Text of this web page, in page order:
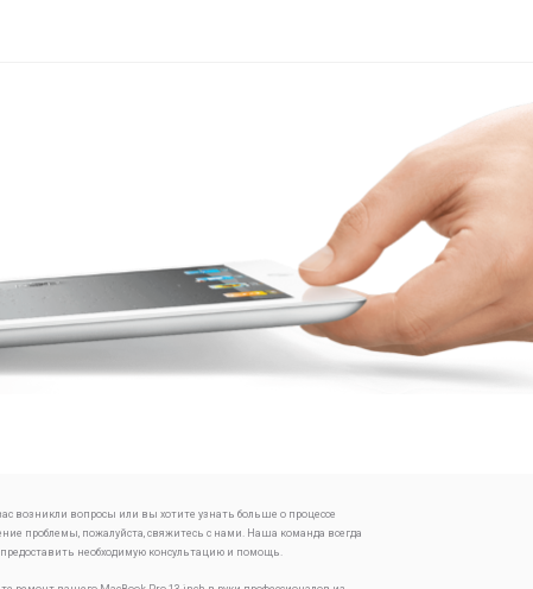
возникли вопросы или вы хотите узнать больше о процессе
проблемы, пожалуйста, свяжитесь с нами. Наша команда всегда
предоставить необходимую консультацию и помощь.